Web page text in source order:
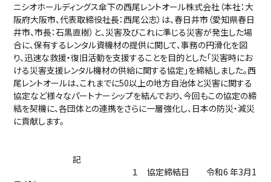
ニシオホールディングス傘下の西尾レントオール株式会社（本社：大
阪府大阪市、代表取締役社長：西尾公志）は、春日井市（愛知県春日
井市、市長：石黒直樹）と、災害及びこれに準じる災害が発生した場
合に、保有するレンタル資機材の提供に関して、事務の円滑化を図
り、迅速な救援・復旧活動を支援することを目的とした「災害時にお
ける災害支援レンタル機材の供給に関する協定」を締結しました。西
尾レントオールは、これまでに50以上の地方自治体と災害に関する
協定など様々なパートナーシップを結んでおり、今回もこの協定の締
結を契機に、各団体との連携をさらに一層強化し、日本の防災・減災
に貢献します。
記
１ 協定締結日 令和6 年3月1